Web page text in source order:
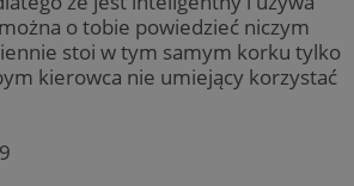
o tobie powiedzieć niczym
stoi w tym samym korku tylko
kierowca nie umiejący korzystać